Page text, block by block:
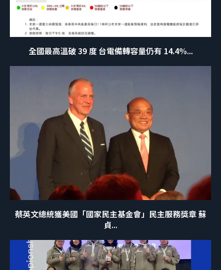
全國最高溫破 39 度 台電備轉容量仍有 14.4%...
蔡英文總統獲美國「國家民主基金會」民主服務獎章 蘇
貞...